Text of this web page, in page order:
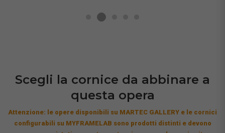
Scegli la cornice da abbinare a
questa opera
Attenzione: le opere disponibili su MARTEC GALLERY e le cornici
configurabili su MYFRAMELAB sono prodotti distinti e devono